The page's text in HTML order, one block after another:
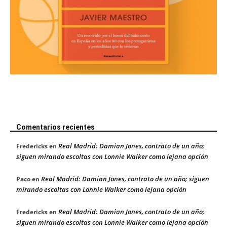
Comentarios recientes
Fredericksen Real Madrid: Damian Jones, contrato de un año;
siguen mirando escoltas con Lonnie Walker como lejana opción
Pacoen Real Madrid: Damian Jones, contrato de un año; siguen
mirando escoltas con Lonnie Walker como lejana opción
Fredericksen Real Madrid: Damian Jones, contrato de un año;
siguen mirando escoltas con Lonnie Walker como lejana opción